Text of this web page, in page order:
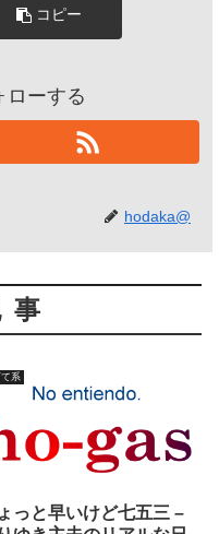
コピー
ローする
hodaka@
系
っと早いけど七五三 –